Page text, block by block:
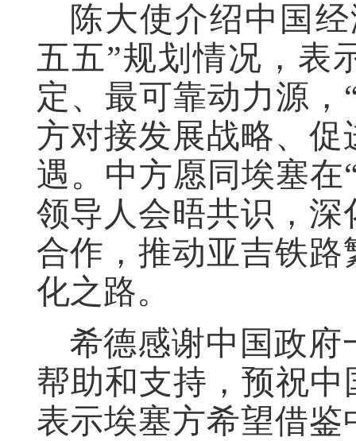
陈大使介绍中国
五五”规划情况，表
定、最可靠动力源
方对接发展战略、
遇。中方愿同埃塞在
领导人会晤共识，
合作，推动亚吉铁
化之路。
希德感谢中国政府
帮助和支持，预祝中
表示埃塞方希望借